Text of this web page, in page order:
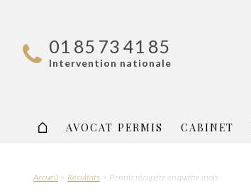
01 85 73 41 85
Intervention nationale
AVOCAT PERMIS CABINET
Accueil Résultats Permis récupéré en quatre mois